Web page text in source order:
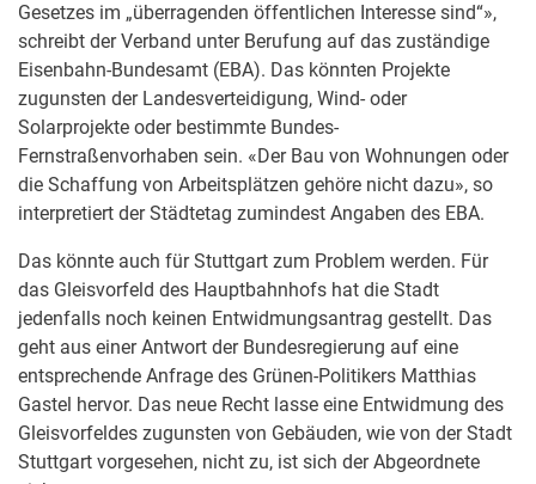
Gesetzes im „überragenden öffentlichen Interesse sind“»,
schreibt der Verband unter Berufung auf das zuständige
Eisenbahn-Bundesamt (EBA). Das könnten Projekte
zugunsten der Landesverteidigung, Wind- oder
Solarprojekte oder bestimmte Bundes-
Fernstraßenvorhaben sein. «Der Bau von Wohnungen oder
die Schaffung von Arbeitsplätzen gehöre nicht dazu», so
interpretiert der Städtetag zumindest Angaben des EBA.
Das könnte auch für Stuttgart zum Problem werden. Für
das Gleisvorfeld des Hauptbahnhofs hat die Stadt
jedenfalls noch keinen Entwidmungsantrag gestellt. Das
geht aus einer Antwort der Bundesregierung auf eine
entsprechende Anfrage des Grünen-Politikers Matthias
Gastel hervor. Das neue Recht lasse eine Entwidmung des
Gleisvorfeldes zugunsten von Gebäuden, wie von der Stadt
Stuttgart vorgesehen, nicht zu, ist sich der Abgeordnete